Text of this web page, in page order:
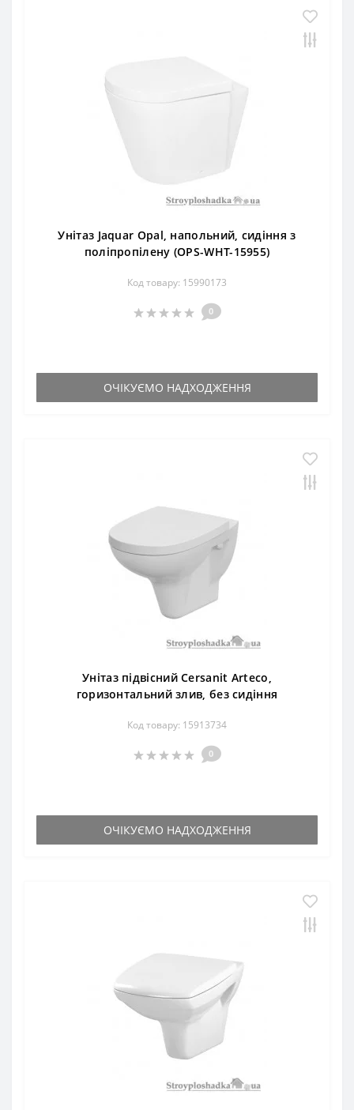
Унітаз Jaquar Opal, напольний, сидіння з
поліпропілену (OPS-WHT-15955)
Код товару: 15990173
0
ОЧІКУЄМО НАДХОДЖЕННЯ
Унітаз підвісний Cersanit Arteco,
горизонтальний злив, без сидіння
Код товару: 15913734
0
ОЧІКУЄМО НАДХОДЖЕННЯ